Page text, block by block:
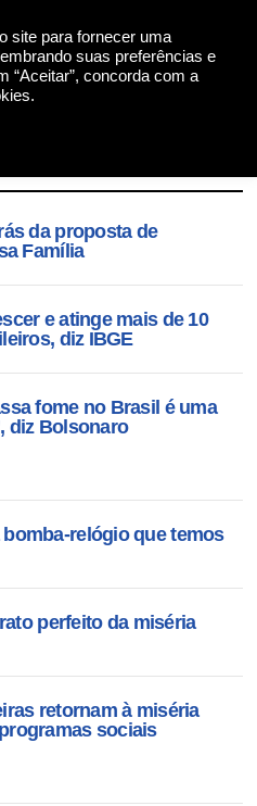
site para fornecer uma
suas preferências e
“Aceitar”, concorda com a
da proposta de
Família
e atinge mais de 10
diz IBGE
fome no Brasil é uma
diz Bolsonaro
relógio que temos
perfeito da miséria
retornam à miséria
sociais